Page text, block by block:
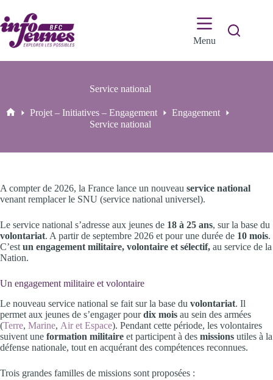
au
contenu
Menu
Service national
Projet – Initiatives – Engagement
Engagement
Service national
A compter de 2026, la France lance un nouveau service national
venant remplacer le SNU (service national universel).
Le service national s’adresse aux jeunes de 18 à 25 ans, sur la base du
volontariat. A partir de septembre 2026 et pour une durée de 10 mois.
C’est un engagement militaire, volontaire et sélectif, au service de la
Nation.
Un engagement militaire et volontaire
Le nouveau service national se fait sur la base du volontariat. Il
permet aux jeunes de s’engager pourdix mois au sein des armées
(Terre, Marine, Air et Espace). Pendant cette période, les volontaires
suivent une formation militaire et participent à des missions utiles à la
défense nationale, tout en acquérant des compétences reconnues.
Trois grandes familles de missions sont proposées :